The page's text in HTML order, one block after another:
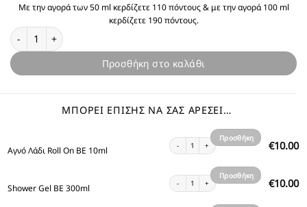
Με την αγορά των 50 ml κερδίζετε 110 πόντους & με την αγορά 100 ml
κερδίζετε 190 πόντους.
Θυμίζει BE ποσότητα
Προσθήκη στο καλάθι
ΜΠΟΡΕΊ ΕΠΊΣΗΣ ΝΑ ΣΑΣ ΑΡΈΣΕΙ…
Αγνό Λάδι Roll On BE 10ml €10.00
Αγνό Λάδι Roll On BE 10ml ποσότητα
Προσθήκη
Shower Gel BE 300ml €10.00
Shower Gel BE 300ml ποσότητα
Προσθήκη